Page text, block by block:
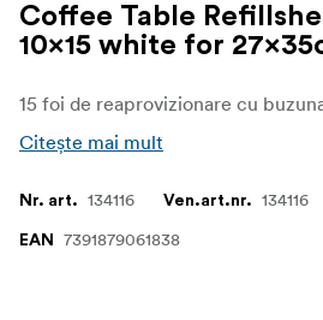
Coffee Table
10x15 white for
Citește mai mult
Nr. art. 134116 Ven.art.nr. 134116
EAN 7391879061838